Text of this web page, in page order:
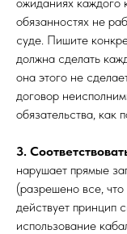
обязанностях не
суде. Пишите
должна сделать
она этого не
договор
обязательства, как
3.
нарушает прямые
(разрешено все,
действует принцип
использование